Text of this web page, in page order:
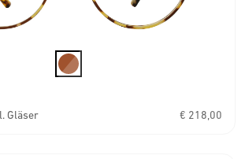
Gläser € 218,00